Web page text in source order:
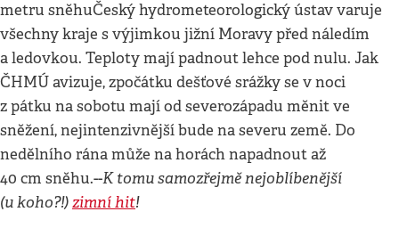
metru sněhuČeský hydrometeorologický ústav varuje
všechny kraje s výjimkou jižní Moravy před náledím
a ledovkou. Teploty mají padnout lehce pod nulu. Jak
ČHMÚ avizuje, zpočátku dešťové srážky se v noci
z pátku na sobotu mají od severozápadu měnit ve
sněžení, nejintenzivnější bude na severu země. Do
nedělního rána může na horách napadnout až
40 cm sněhu.--K tomu samozřejmě nejoblíbenější
(u koho?!)zimní hit!